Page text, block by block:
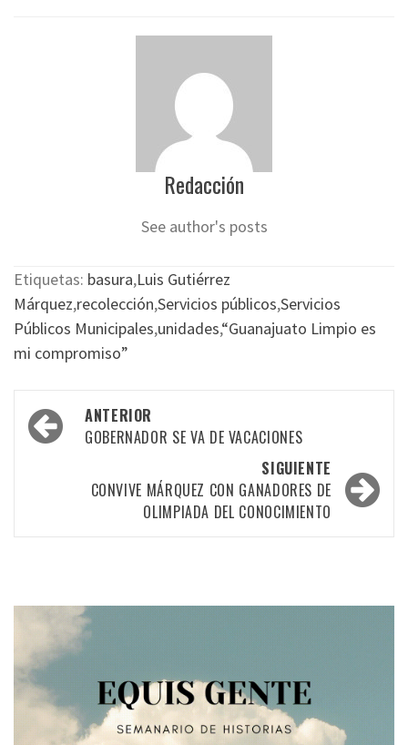
Redacción
See author's posts
Etiquetas: basura,Luis Gutiérrez
Márquez,recolección,Servicios públicos,Servicios
Públicos Municipales,unidades,“Guanajuato Limpio es
mi compromiso”
Navegación
por
entradas
ANTERIOR
GOBERNADOR SE VA DE VACACIONES
SIGUIENTE
CONVIVE MÁRQUEZ CON GANADORES DE
OLIMPIADA DEL CONOCIMIENTO